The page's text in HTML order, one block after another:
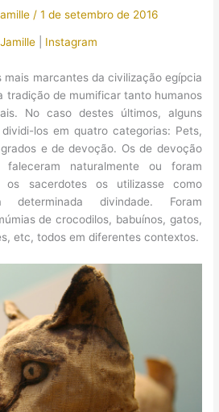
/1 de setembro de 2016
Instagram
marcantes da civilização egípcia
tradição de mumificar tanto humanos
No caso destes últimos, alguns
los em quatro categorias: Pets,
e de devoção. Os de devoção
naturalmente ou foram
os sacerdotes os utilizasse como
divindade. Foram
de crocodilos, babuínos, gatos,
etc, todos em diferentes contextos.